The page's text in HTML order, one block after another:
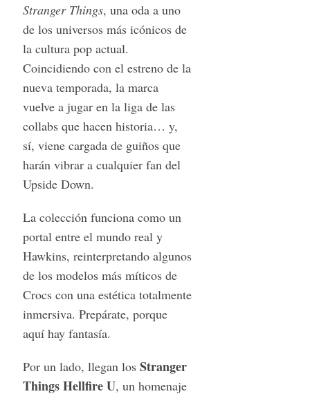
Stranger Things, una oda a uno
de los universos más icónicos de
la cultura pop actual.
Coincidiendo con el estreno de la
nueva temporada, la marca
vuelve a jugar en la liga de las
collabs que hacen historia… y,
sí, viene cargada de guiños que
harán vibrar a cualquier fan del
Upside Down.
La colección funciona como un
portal entre el mundo real y
Hawkins, reinterpretando algunos
de los modelos más míticos de
Crocs con una estética totalmente
inmersiva. Prepárate, porque
aquí hay fantasía.
Por un lado, llegan los Stranger
Things Hellfire U, un homenaje